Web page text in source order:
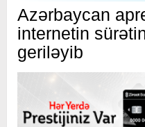
Azərbaycan
internetin
geriləyib